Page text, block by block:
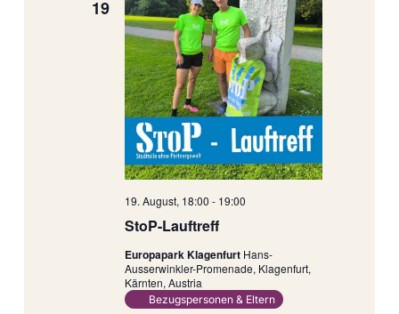
19
StoP-Lauftreff
19. August, 18:00 - 19:00
Europapark Klagenfurt Hans-
Ausserwinkler-Promenade, Klagenfurt,
Kärnten, Austria
Bezugspersonen & Eltern